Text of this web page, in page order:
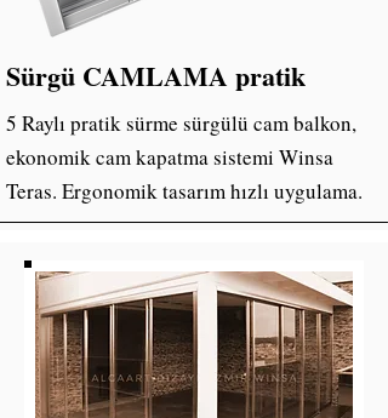
Sürgü CAMLAMA pratik
5 Raylı pratik sürme sürgülü cam balkon,
ekonomik cam kapatma sistemi Winsa
Teras. Ergonomik tasarım hızlı uygulama.